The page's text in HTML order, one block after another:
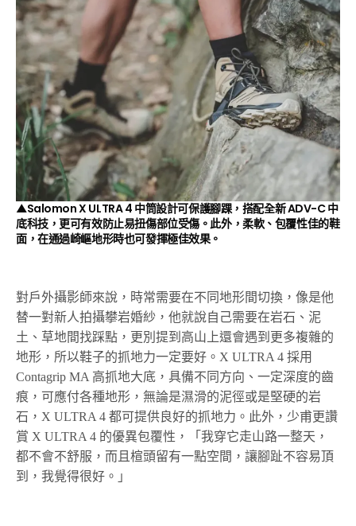
▲Salomon X ULTRA 4 中筒設計可保護腳踝，搭配全新 ADV-C 中
底科技，更可有效防止易扭傷部位受傷。此外，柔軟、包覆性佳的鞋
面，在通過崎嶇地形時也可發揮極佳效果。
對戶外攝影師來說，時常需要在不同地形間切換，像是他
替一對新人拍攝攀岩婚紗，他就說自己需要在岩石、泥
土、草地間找踩點，更別提到高山上還會遇到更多複雜的
地形，所以鞋子的抓地力一定要好。X ULTRA 4 採用
Contagrip MA 高抓地大底，具備不同方向、一定深度的齒
痕，可應付各種地形，無論是濕滑的泥徑或是堅硬的岩
石，X ULTRA 4 都可提供良好的抓地力。此外，少甫更讚
賞 X ULTRA 4 的優異包覆性，「我穿它走山路一整天，
都不會不舒服，而且楦頭留有一點空間，讓腳趾不容易頂
到，我覺得很好。」